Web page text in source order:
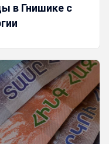
в Гнишике с